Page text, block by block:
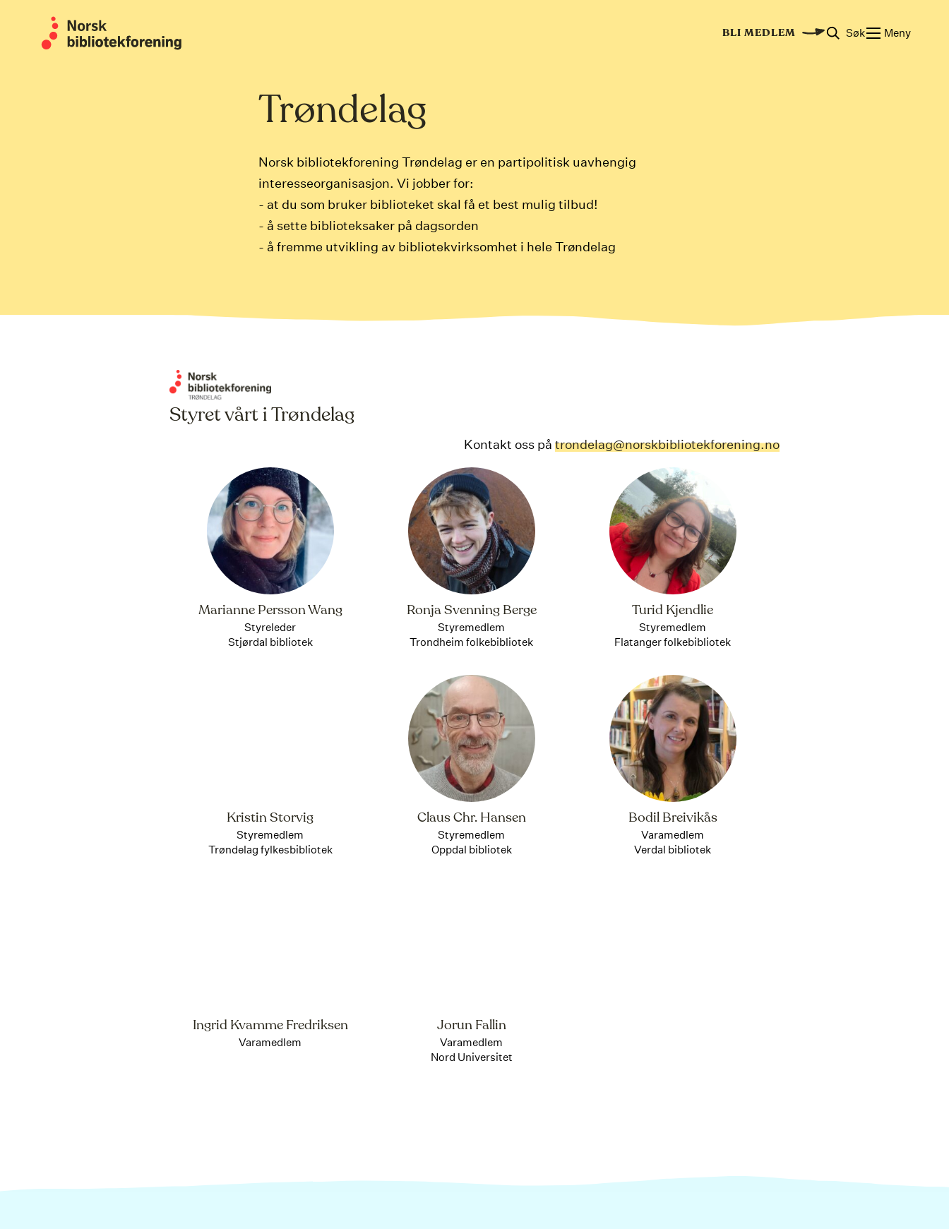
content
BLI MEDLEM Søk Meny
Trøndelag
Norsk bibliotekforening Trøndelag er en partipolitisk uavhengig
interesseorganisasjon. Vi jobber for:
- at du som bruker biblioteket skal få et best mulig tilbud!
- å sette biblioteksaker på dagsorden
- å fremme utvikling av bibliotekvirksomhet i hele Trøndelag
Styret vårt i Trøndelag
Kontakt oss på trondelag@norskbibliotekforening.no
Marianne Persson Wang
Styreleder
Stjørdal bibliotek
Ronja Svenning Berge
Styremedlem
Trondheim folkebibliotek
Turid Kjendlie
Styremedlem
Flatanger folkebibliotek
Kristin Storvig
Styremedlem
Trøndelag fylkesbibliotek
Claus Chr. Hansen
Styremedlem
Oppdal bibliotek
Bodil Breivikås
Varamedlem
Verdal bibliotek
Ingrid Kvamme Fredriksen
Varamedlem
Jorun Fallin
Varamedlem
Nord Universitet